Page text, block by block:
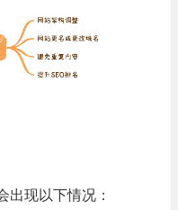
出现以下情况：